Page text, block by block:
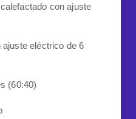
con ajuste
eléctrico de 6
(60:40)